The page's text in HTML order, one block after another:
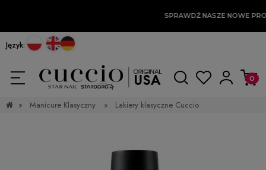
SPRAWDŹ NASZE NOWE
Język:
» Manicure Klasyczny » Lakiery klasyczne Cuccio